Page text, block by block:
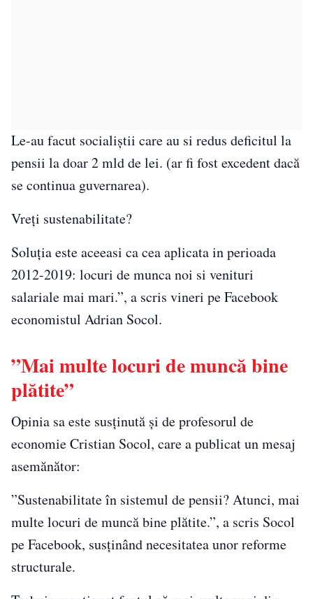
Le-au facut socialiștii care au si redus deficitul la
pensii la doar 2 mld de lei. (ar fi fost excedent dacă
se continua guvernarea).
Vreți sustenabilitate?
Soluția este aceeasi ca cea aplicata in perioada
2012-2019: locuri de munca noi si venituri
salariale mai mari.”, a scris vineri pe Facebook
economistul Adrian Socol.
”Mai multe locuri de muncă bine
plătite”
Opinia sa este susținută și de profesorul de
economie Cristian Socol, care a publicat un mesaj
asemănător:
”Sustenabilitate în sistemul de pensii? Atunci, mai
multe locuri de muncă bine plătite.”, a scris Socol
pe Facebook, susținând necesitatea unor reforme
structurale.